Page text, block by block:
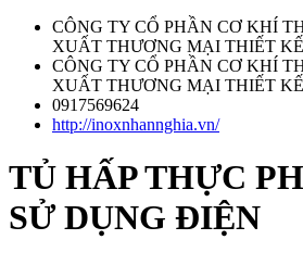
CÔNG TY CỔ PHẦN CƠ KHÍ
XUẤT THƯƠNG MẠI THIẾT
CÔNG TY CỔ PHẦN CƠ KHÍ
XUẤT THƯƠNG MẠI THIẾT
0917569624
http://inoxnhannghia.vn/
TỦ HẤP THỰC
SỬ DỤNG ĐIỆN